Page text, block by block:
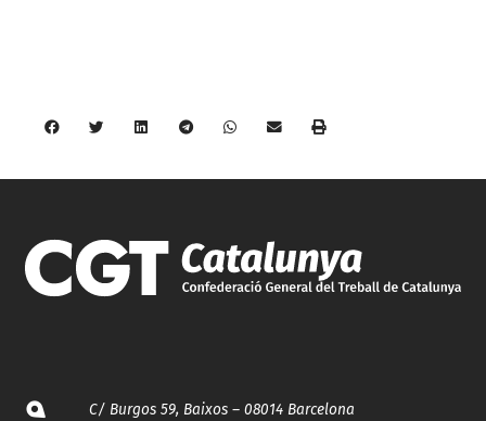
C/ Burgos 59, Baixos – 08014 Barcelona